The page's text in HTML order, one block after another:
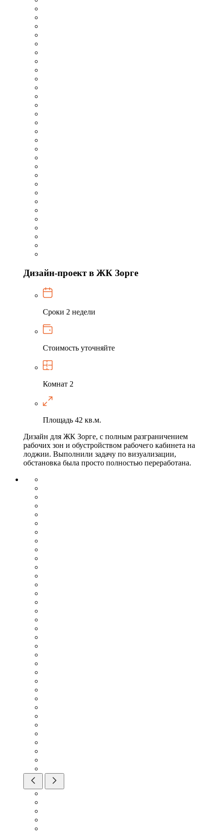
Дизайн-проект в ЖК Зорге
Сроки 2 недели
Стоимость уточняйте
Комнат 2
Площадь 42 кв.м.
Дизайн для ЖК Зорге, с полным разграничением
рабочих зон и обустройством рабочего кабинета на
лоджии. Выполнили задачу по визуализации,
обстановка была просто полностью переработана.